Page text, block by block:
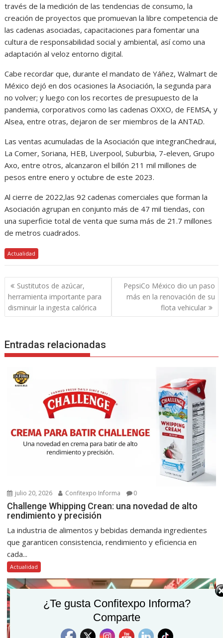
través de la medición de las tendencias de consumo, la
creación de proyectos que promuevan la libre competencia de
las cadenas asociadas, capacitaciones para fomentar una
cultura de responsabilidad social y ambiental, así como una
adaptación al veloz entorno digital.
Cabe recordar que, durante el mandato de Yáñez, Walmart de
México dejó en dos ocasiones la Asociación, la segunda para
no volver; y luego con los recortes de presupuesto de la
pandemia, corporativos como las cadenas OXXO, de FEMSA, y
Alsea, entre otras, dejaron de ser miembros de la ANTAD.
Las ventas acumuladas de la Asociación que integranChedraui,
La Comer, Soriana, HEB, Liverpool, Suburbia, 7-eleven, Grupo
Axo, entre otros, alcanzaron el billón 211 mil millones de
pesos entre enero y octubre de este 2023.
Al cierre de 2022,las 92 cadenas comerciales que forman la
Asociación agrupan en conjunto más de 47 mil tiendas, con
una superficie total de venta que suma más de 21.7 millones
de metros cuadrados.
Actualidad
Navegación
de
entradas
Sustitutos de azúcar,
herramienta importante para
disminuir la ingesta calórica
PepsiCo México dio un paso
más en la renovación de su
flota vehicular
Entradas relacionadas
julio 20, 2026 Confitexpo Informa 0
Challenge Whipping Crean: una novedad de alto
rendimiento y precisión
La industria de alimentos y bebidas demanda ingredientes
que garanticen consistencia, rendimiento y eficiencia en
cada...
Actualidad
¿Te gusta Confitexpo Informa?
Comparte